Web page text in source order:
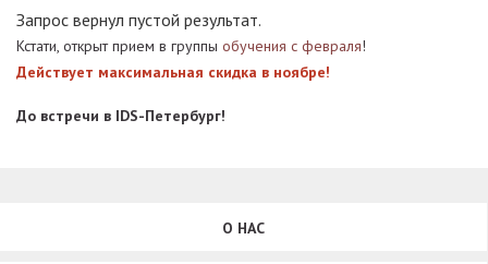
Запрос вернул пустой результат.
Кстати, открыт прием в группы обучения c февраля!
Действует максимальная скидка в ноябре!
До встречи в IDS-Петербург!
О НАС